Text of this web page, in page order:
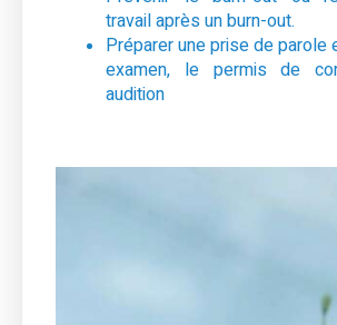
travail après un burn-out.
Préparer une prise de parole
examen, le permis de
audition